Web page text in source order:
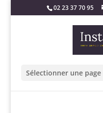
02 23 37 70 95
Sélectionner une page